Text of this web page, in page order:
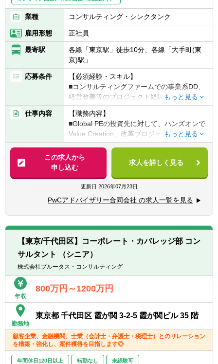
業種 コンサルティング・シンクタンク
雇用形態 正社員
最寄駅
各線「東京駅」徒歩10分、各線「大手町(東
京)駅」
応募条件
【必須経験・スキル】
■コンサルティングファームでの事業系DD、
経営改善等のプロジェクト経験者（2年以
上）
■PE業界・ビジネスへの理解・あるいは強い
興味がある方
■ビジネス英語
■新しいことへのチャレンジ精神
■コンサルタントとして優秀なだけでなく、
組織・人を動かせる成熟感
【歓迎経験・スキル】
■上記の職務内容を経験したことがある、も
を体系的に遂行し、経営や問題解決への示唆
を導出することができる
■コンサルタントとして課題設定・論点設定
が出来、社内外の関係者を巻き込み、求める
方向性に動かすことができる
デルを反映したKPIツリーと施策体系の設
計、体制構築とモニタリングの仕組みを、リ
ーダーの下で自律的に構築し、株主目線と会
社目線の擦り合わせ／橋渡しができる
■CPA保有者歓迎
■PE経験者やPEの投資先への派遣経験者歓迎
仕事内容
【職務内容】
■Global PEの投資先に対して、ハンズオンで
Value Creation、改革プロジェクトの推進を
支援
■主にDD初期フェーズから、経営改善施策の
仮説を構築し、Day1前後から計画策定、実行
支援を統括・推進する役割
■実際の経営改善策は売上向上、マーケティ
ング、コスト削減、店舗出店戦略、デジタル
戦略、M&A等と多岐にわたるため、PwCのネ
ットワークを活用しながら、総合的かつ着実
なValue creationの設計と実行を投資先会社と
ともに実現していく
【具体的に】
■経営基盤の整備（管理会計導入、KPI設定な
ど）
■組織体制、ガバナンス再構築
■バリューアップ施策（成長戦略、トップラ
イン改善、コスト削減、キャッシュ改善な
ど）の立案・実行モニタリング
この求人から
申し込む
求人を詳しく見る
更新日 2026年07月23日
PwCアドバイザリー合同会社 の求人一覧を見る
【東京/千代田区】コーポレート・カバレッジ部 コン
サルタント （シニア）
株式会社プルータス・コンサルティング
年収
800万円～1200万円
勤務地
東京都 千代田区 霞が関 3-2-5 霞が関ビル 35 階
顧客企業、金融機関、士業（会計士・弁護士・税理士）とのリレーション
を構築・強化し、案件獲得を目指します◎
年間休日120日以上 転勤なし 未経験可